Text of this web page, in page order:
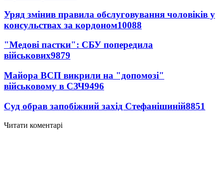
Уряд змінив правила обслуговування чоловіків у
консульствах за кордоном10088
"Медові пастки": СБУ попередила
військових9879
Майора ВСП викрили на "допомозі"
військовому в СЗЧ9496
Суд обрав запобіжний захід Стефанішиній8851
Читати коментарі